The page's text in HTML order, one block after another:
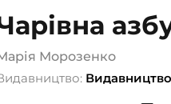
(1015)
посібники
словники
Морозенко